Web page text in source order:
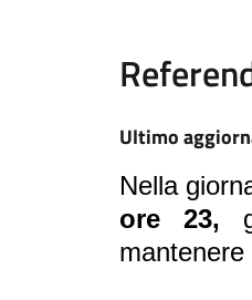
Ultimo
Nella
ore 23,